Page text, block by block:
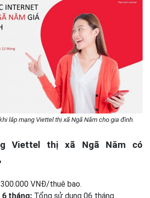
lắp mạng Viettel thị xã Ngã Năm cho gia đình.
Viettel thị xã Ngã Năm có
300.000 VNĐ/thuê bao.
tháng: Tổng sử dụng 06 tháng.